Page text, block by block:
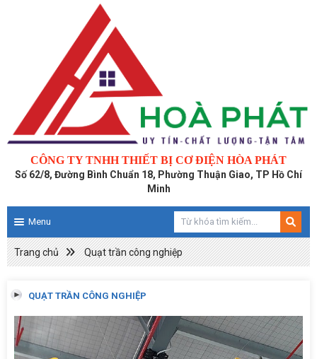
CÔNG TY TNHH THIẾT BỊ CƠ ĐIỆN HÒA PHÁT
Số 62/8, Đường Bình Chuẩn 18, Phường Thuận Giao, TP Hồ Chí
Minh
Menu
Trang chủ Quạt trần công nghiệp
QUẠT TRẦN CÔNG NGHIỆP